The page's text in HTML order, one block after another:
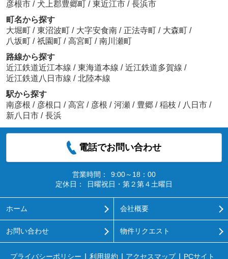
彦根市 / 犬上郡豊郷町 / 東近江市 / 長浜市
町名から探す
大堀町 / 東沼波町 / 大字安食南 / 正法寺町 / 大森町 /
八坂町 / 祇園町 / 高宮町 / 南川瀬町
路線から探す
近江鉄道近江本線 / 東海道本線 / 近江鉄道多賀線 /
近江鉄道八日市線 / 北陸本線
駅から探す
南彦根 / 彦根口 / 高宮 / 彦根 / 河瀬 / 豊郷 / 稲枝 / 八日市 /
新八日市 / 長浜
電話でお問い合わせ
営業時間：
9:00～18：00
定休日：
日曜祝日・第２第４土曜日
ホーム 会社概要
お問い合わせ 物件リクエスト
プライバシーポリシー 利用規約 アクセスマップ PCサイト